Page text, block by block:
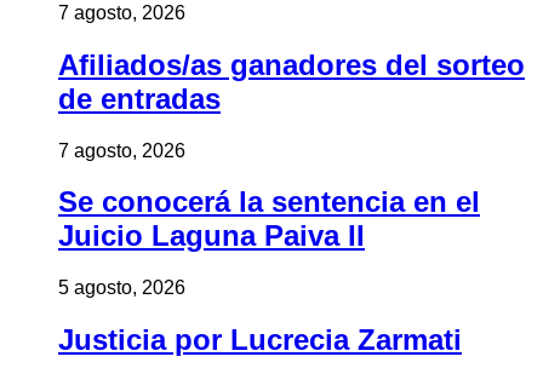
7 agosto, 2026
Afiliados/as ganadores del sorteo
de entradas
7 agosto, 2026
Se conocerá la sentencia en el
Juicio Laguna Paiva II
5 agosto, 2026
Justicia por Lucrecia Zarmati